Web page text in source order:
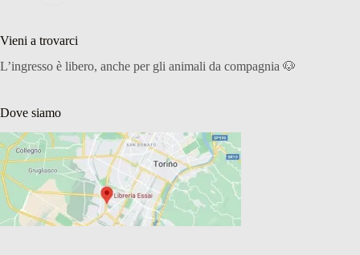
Vieni a trovarci
L’ingresso è libero, anche per gli animali da compagnia 🐶
Dove siamo